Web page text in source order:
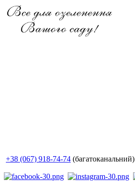
+38 (067) 918-74-74 (багатоканальний)